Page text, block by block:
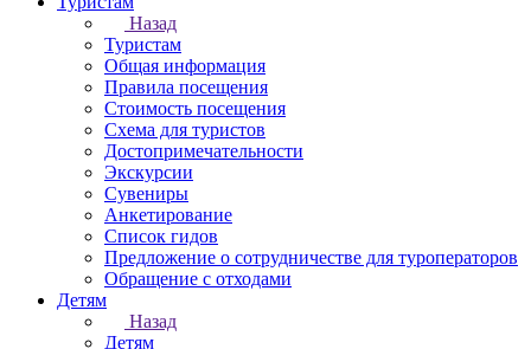
Назад
Туристам
Общая информация
Правила посещения
Стоимость посещения
Схема для туристов
Достопримечательности
Экскурсии
Сувениры
Анкетирование
Список гидов
Предложение о сотрудничестве для туроператоров
Обращение с отходами
Детям
Назад
Детям